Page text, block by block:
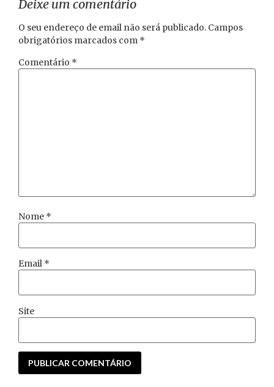
Deixe um comentário
O seu endereço de email não será publicado. Campos
obrigatórios marcados com *
Comentário *
Nome *
Email *
Site